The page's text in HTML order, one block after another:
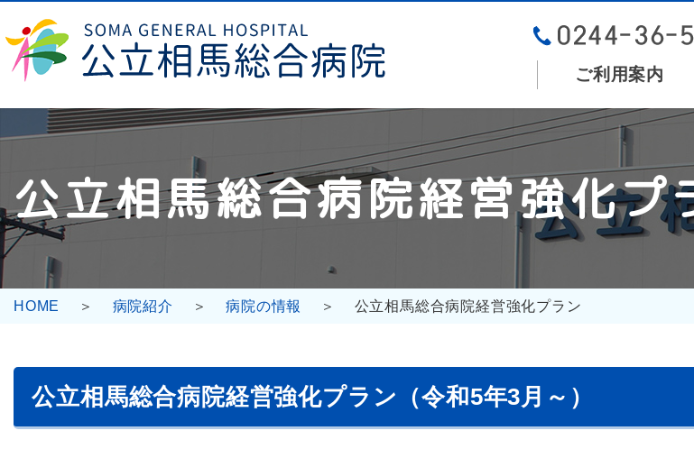
ン
ス
プ
ー
ン
動
ご利用案内
公立相馬総合病院経営強化プ
HOME 病院紹介 病院の情報 公立相馬総合病院経営強化プラン
公立相馬総合病院経営強化プラン（令和5年3月～）